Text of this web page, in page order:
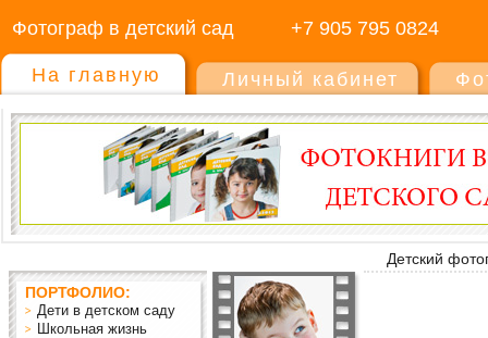
Фотограф в детский сад +7 905 795 0824
На главную Личный кабинет
Детский
ПОРТФОЛИО:
Дети в детском саду
Школьная жизнь